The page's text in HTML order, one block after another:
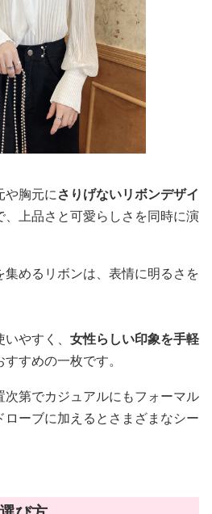
や胸元にさりげないリボンデザイ
、上品さと可愛らしさを同時に演
めるリボンは、表情に明るさを
やすく、 女性らしい印象を手軽
すすめの一枚です。
第でカジュアルにもフォーマル
ーブに加えるとさまざまなシー